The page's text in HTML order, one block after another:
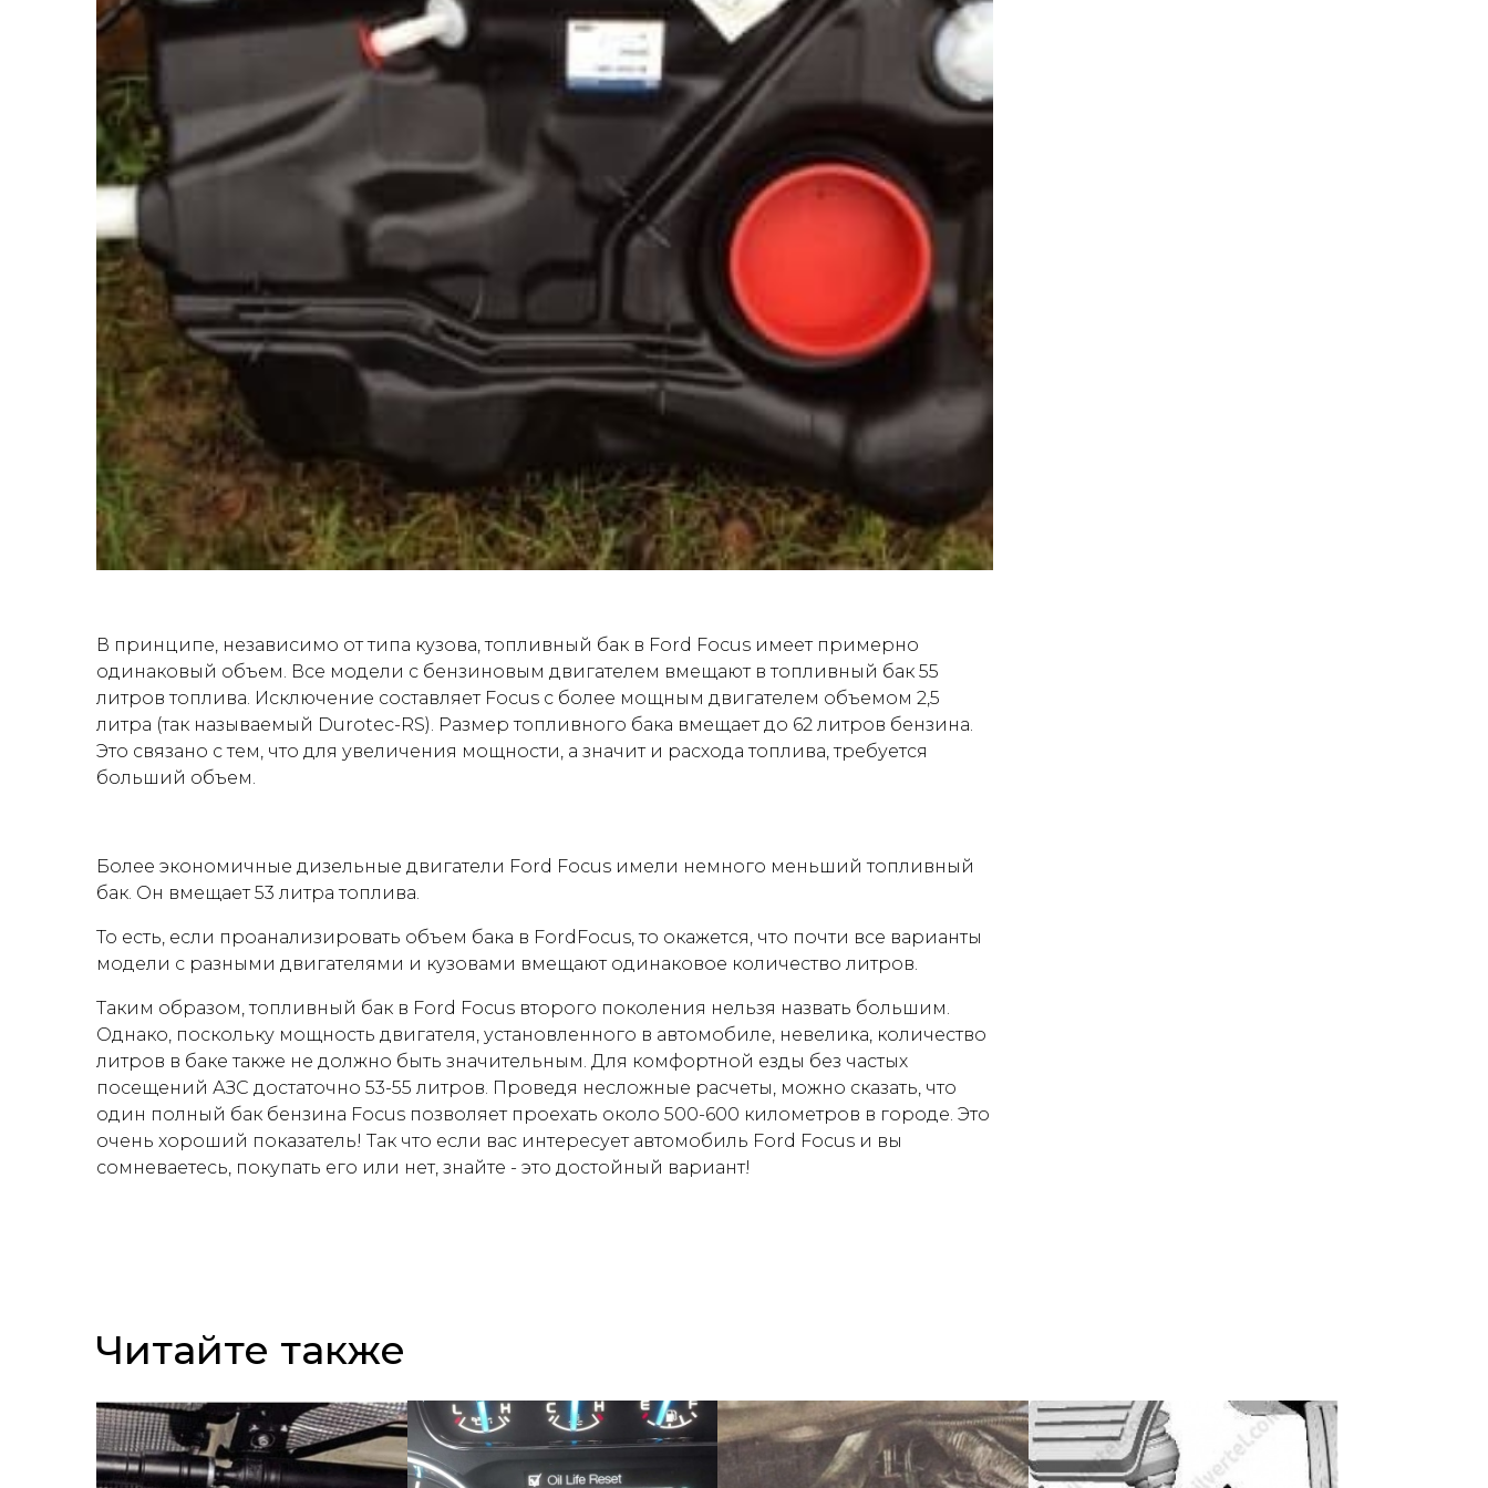
В принципе, независимо от типа кузова, топливный бак в Ford Focus имеет примерно
одинаковый объем. Все модели с бензиновым двигателем вмещают в топливный бак 55
литров топлива. Исключение составляет Focus с более мощным двигателем объемом 2,5
литра (так называемый Durotec-RS). Размер топливного бака вмещает до 62 литров бензина.
Это связано с тем, что для увеличения мощности, а значит и расхода топлива, требуется
больший объем.
Более экономичные дизельные двигатели Ford Focus имели немного меньший топливный
бак. Он вмещает 53 литра топлива.
То есть, если проанализировать объем бака в FordFocus, то окажется, что почти все варианты
модели с разными двигателями и кузовами вмещают одинаковое количество литров.
Таким образом, топливный бак в Ford Focus второго поколения нельзя назвать большим.
Однако, поскольку мощность двигателя, установленного в автомобиле, невелика, количество
литров в баке также не должно быть значительным. Для комфортной езды без частых
посещений АЗС достаточно 53-55 литров. Проведя несложные расчеты, можно сказать, что
один полный бак бензина Focus позволяет проехать около 500-600 километров в городе. Это
очень хороший показатель! Так что если вас интересует автомобиль Ford Focus и вы
сомневаетесь, покупать его или нет, знайте - это достойный вариант!
Читайте также